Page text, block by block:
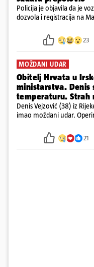
Policija je objavila da je
dozvola i registracija na
23
MOŽDANI UDAR
Obitelj Hrvata u
ministarstva. Denis
temperaturu. Strah
Denis Vejzović (38) iz
imao moždani udar.
tamošnji liječnici ne
21